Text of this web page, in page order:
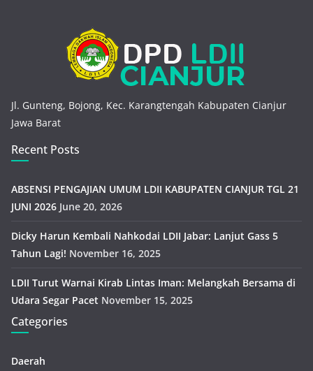
Jl. Gunteng, Bojong, Kec. Karangtengah Kabupaten Cianjur
Jawa Barat
Recent Posts
ABSENSI PENGAJIAN UMUM LDII KABUPATEN CIANJUR TGL 21
JUNI 2026 June 20, 2026
Dicky Harun Kembali Nahkodai LDII Jabar: Lanjut Gass 5
Tahun Lagi! November 16, 2025
LDII Turut Warnai Kirab Lintas Iman: Melangkah Bersama di
Udara Segar Pacet November 15, 2025
Categories
Daerah